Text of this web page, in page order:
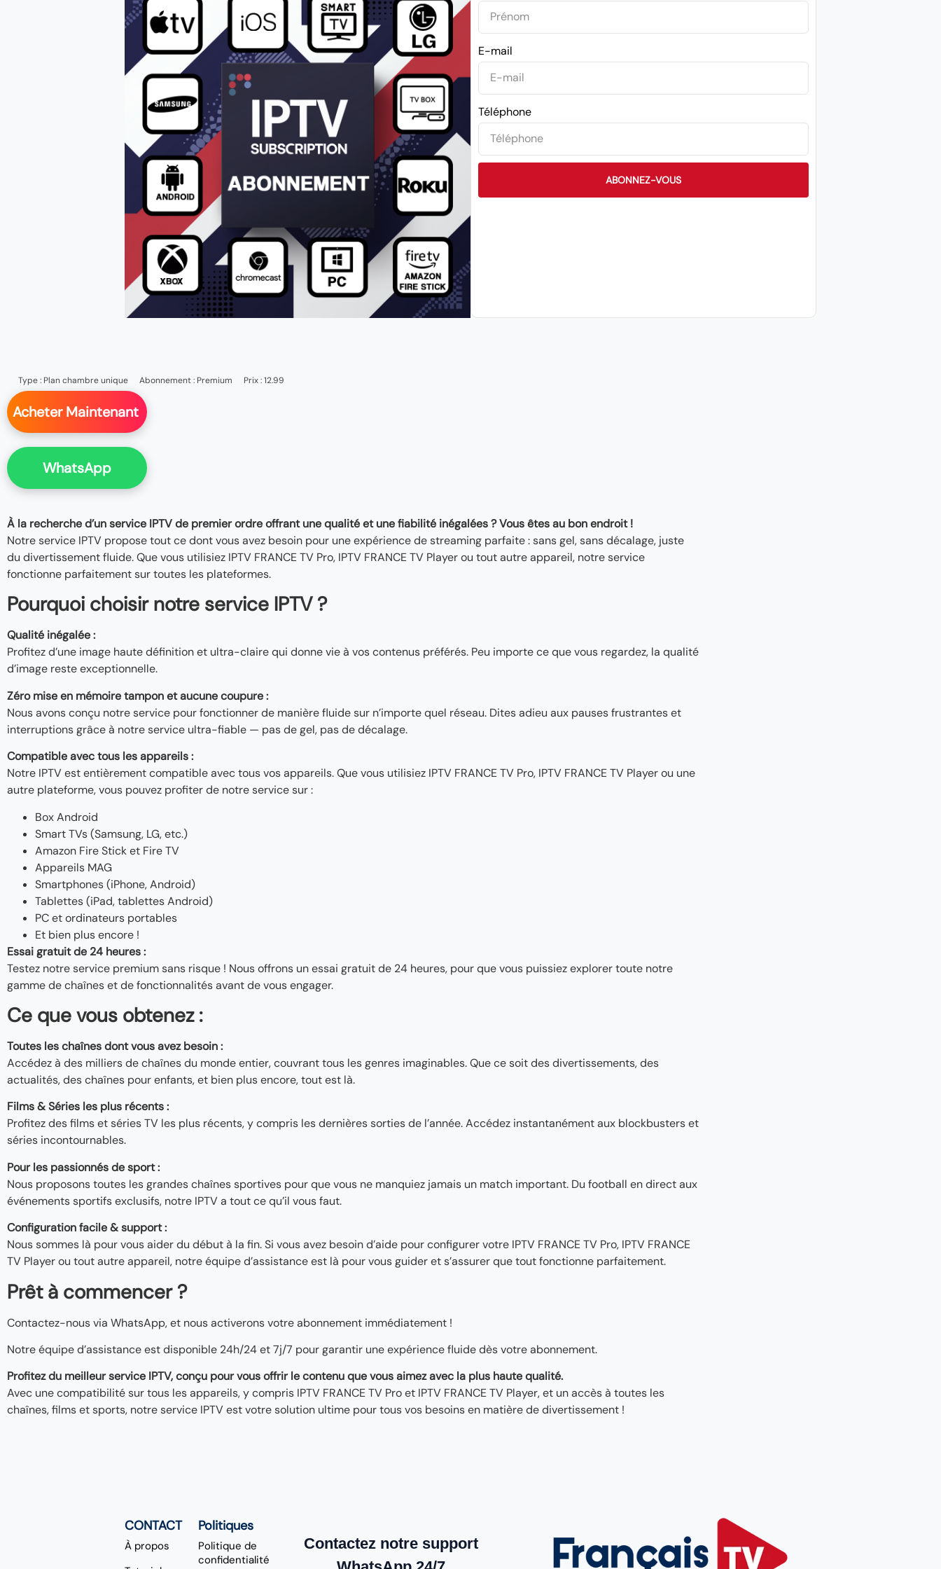
E-mail
Téléphone
ABONNEZ-VOUS
Type : Plan chambre unique Abonnement : Premium Prix : 12.99
Acheter Maintenant
WhatsApp
À la recherche d’un service IPTV de premier ordre offrant une qualité et une fiabilité inégalées ? Vous êtes au bon endroit !
Notre service IPTV propose tout ce dont vous avez besoin pour une expérience de streaming parfaite : sans gel, sans décalage, juste
du divertissement fluide. Que vous utilisiez IPTV FRANCE TV Pro, IPTV FRANCE TV Player ou tout autre appareil, notre service
fonctionne parfaitement sur toutes les plateformes.
Pourquoi choisir notre service IPTV ?
Qualité inégalée :
Profitez d’une image haute définition et ultra-claire qui donne vie à vos contenus préférés. Peu importe ce que vous regardez, la qualité
d’image reste exceptionnelle.
Zéro mise en mémoire tampon et aucune coupure :
Nous avons conçu notre service pour fonctionner de manière fluide sur n’importe quel réseau. Dites adieu aux pauses frustrantes et
interruptions grâce à notre service ultra-fiable — pas de gel, pas de décalage.
Compatible avec tous les appareils :
Notre IPTV est entièrement compatible avec tous vos appareils. Que vous utilisiez IPTV FRANCE TV Pro, IPTV FRANCE TV Player ou une
autre plateforme, vous pouvez profiter de notre service sur :
Box Android
Smart TVs (Samsung, LG, etc.)
Amazon Fire Stick et Fire TV
Appareils MAG
Smartphones (iPhone, Android)
Tablettes (iPad, tablettes Android)
PC et ordinateurs portables
Et bien plus encore !
Essai gratuit de 24 heures :
Testez notre service premium sans risque ! Nous offrons un essai gratuit de 24 heures, pour que vous puissiez explorer toute notre
gamme de chaînes et de fonctionnalités avant de vous engager.
Ce que vous obtenez :
Toutes les chaînes dont vous avez besoin :
Accédez à des milliers de chaînes du monde entier, couvrant tous les genres imaginables. Que ce soit des divertissements, des
actualités, des chaînes pour enfants, et bien plus encore, tout est là.
Films & Séries les plus récents :
Profitez des films et séries TV les plus récents, y compris les dernières sorties de l’année. Accédez instantanément aux blockbusters et
séries incontournables.
Pour les passionnés de sport :
Nous proposons toutes les grandes chaînes sportives pour que vous ne manquiez jamais un match important. Du football en direct aux
événements sportifs exclusifs, notre IPTV a tout ce qu’il vous faut.
Configuration facile & support :
Nous sommes là pour vous aider du début à la fin. Si vous avez besoin d’aide pour configurer votre IPTV FRANCE TV Pro, IPTV FRANCE
TV Player ou tout autre appareil, notre équipe d’assistance est là pour vous guider et s’assurer que tout fonctionne parfaitement.
Prêt à commencer ?
Contactez-nous via WhatsApp, et nous activerons votre abonnement immédiatement !
Notre équipe d’assistance est disponible 24h/24 et 7j/7 pour garantir une expérience fluide dès votre abonnement.
Profitez du meilleur service IPTV, conçu pour vous offrir le contenu que vous aimez avec la plus haute qualité.
Avec une compatibilité sur tous les appareils, y compris IPTV FRANCE TV Pro et IPTV FRANCE TV Player, et un accès à toutes les
chaînes, films et sports, notre service IPTV est votre solution ultime pour tous vos besoins en matière de divertissement !
CONTACT
À propos
Politiques
Politique de
confidentialité
Contactez notre support